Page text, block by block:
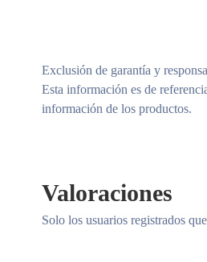
Exclusión de garantía y
Esta información es de
información de los productos.
Valoraciones
Solo los usuarios registrados